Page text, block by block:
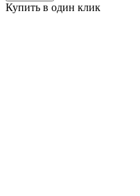
Купить в один клик